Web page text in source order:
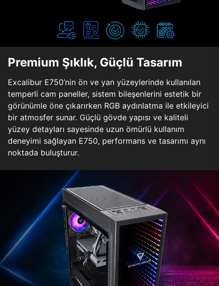
Premium Şıklık, Güçlü Tasarım
Excalibur E750’nin ön ve yan yüzeylerinde kullanılan
temperli cam paneller, sistem bileşenlerini estetik bir
görünümle öne çıkarırken RGB aydınlatma ile etkileyici
bir atmosfer sunar. Güçlü gövde yapısı ve kaliteli
yüzey detayları sayesinde uzun ömürlü kullanım
deneyimi sağlayan E750, performans ve tasarımı aynı
noktada buluşturur.